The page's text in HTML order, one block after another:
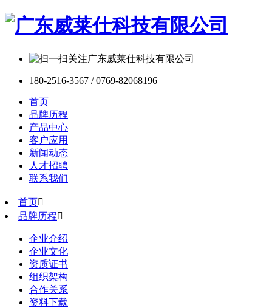
180-2516-3567 / 0769-82068196
首页
品牌历程
产品中心
客户应用
新闻动态
人才招聘
联系我们
首页
品牌历程
企业介绍
企业文化
资质证书
组织架构
合作关系
资料下载